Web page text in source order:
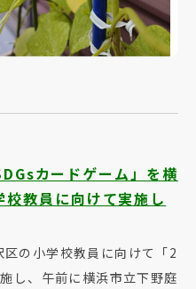
カードゲーム」を横
教員に向けて実施し
の小学校教員に向けて「2
し、午前に横浜市立下野庭